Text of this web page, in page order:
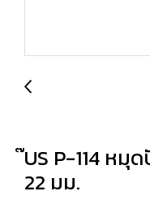
US P-114 หมุ
22 มม.